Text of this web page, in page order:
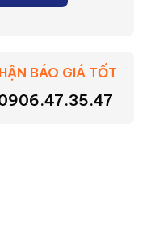
BÁO GIÁ TỐT